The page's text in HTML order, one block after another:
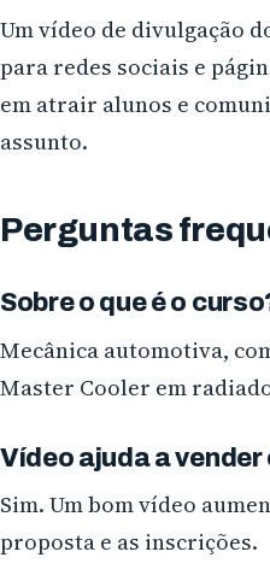
Um vídeo de divulgação
para redes sociais e
em atrair alunos e
assunto.
Perguntas
Sobre o que é o
Mecânica automotiva,
Master Cooler em
Vídeo ajuda a
Sim. Um bom vídeo
proposta e as inscrições.